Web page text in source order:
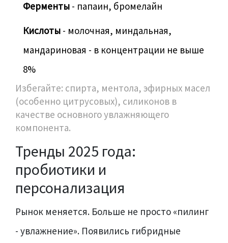
Ферменты - папаин, бромелайн
Кислоты - молочная, миндальная,
мандариновая - в концентрации не выше
8%
Избегайте: спирта, ментола, эфирных масел
(особенно цитрусовых), силиконов в
качестве основного увлажняющего
компонента.
Тренды 2025 года:
пробиотики и
персонализация
Рынок меняется. Больше не просто «пилинг
- увлажнение». Появились гибридные